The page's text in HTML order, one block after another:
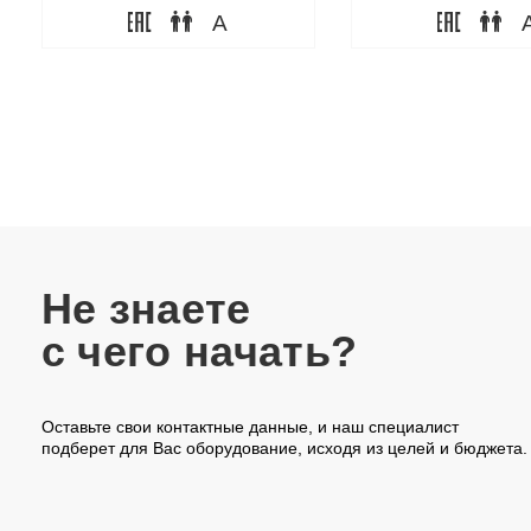
A
Не знаете
с чего начать?
Оставьте свои контактные данные, и наш специалист
подберет для Вас оборудование, исходя из целей и бюджета.